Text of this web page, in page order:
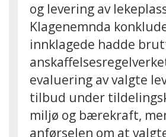
og levering av
Klagenemnda
innklagede hadde
evaluering av valgte
tilbud under
miljø og bærekraft,
anførselen om at